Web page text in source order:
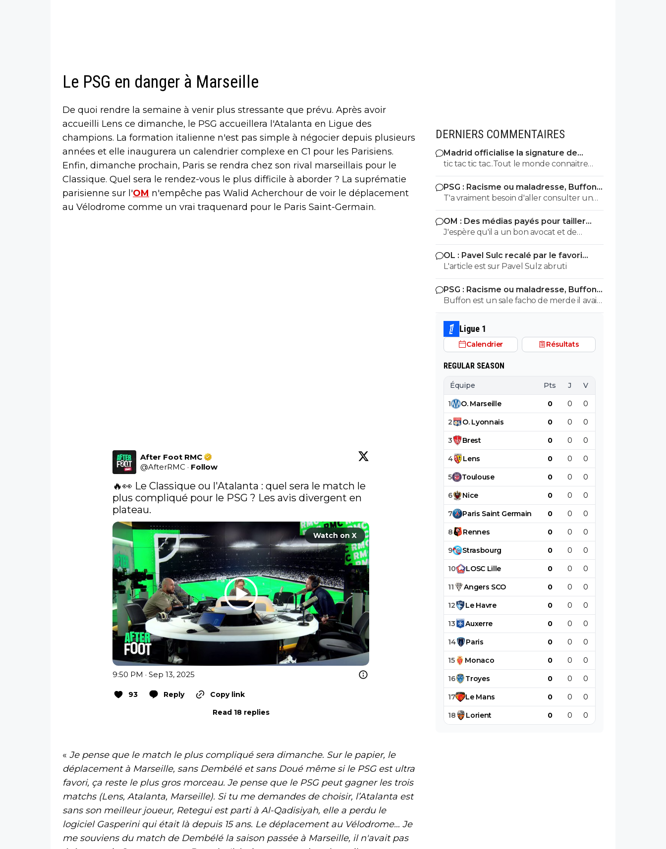
Le PSG en danger à Marseille
De quoi rendre la semaine à venir plus stressante que prévu. Après avoir
accueilli Lens ce dimanche, le PSG accueillera l'Atalanta en Ligue des
champions. La formation italienne n'est pas simple à négocier depuis plusieurs
années et elle inaugurera un calendrier complexe en C1 pour les Parisiens.
Enfin, dimanche prochain, Paris se rendra chez son rival marseillais pour le
Classique. Quel sera le rendez-vous le plus difficile à aborder ? La suprématie
parisienne sur l'OM n'empêche pas Walid Acherchour de voir le déplacement
au Vélodrome comme un vrai traquenard pour le Paris Saint-Germain.
After Foot RMC
@AfterRMC · Follow
🔥👀 Le Classique ou l'Atalanta : quel sera le match le
plus compliqué pour le PSG ? Les avis divergent en
plateau.
Watch on X
9:50 PM · Sep 13, 2025
93 Reply
Copy link
Read 18 replies
« Je pense que le match le plus compliqué sera dimanche. Sur le papier, le
déplacement à Marseille, sans Dembélé et sans Doué même si le PSG est ultra
favori, ça reste le plus gros morceau. Je pense que le PSG peut gagner les trois
matchs (Lens, Atalanta, Marseille). Si tu me demandes de choisir, l’Atalanta est
sans son meilleur joueur, Retegui est parti à Al-Qadisiyah, elle a perdu le
logiciel Gasperini qui était là depuis 15 ans. Le déplacement au Vélodrome… Je
me souviens du match de Dembélé la saison passée à Marseille, il n'avait pas
DERNIERS COMMENTAIRES
Madrid officialise la signature de
Diomande, le plus gros transfert de
tic tac tic tac..Tout le monde connaitre
bientot ton nom prénom et adresse !! tu
avais été prévenu... tu continue à faire ton
mariolle ! faudra pas que tu viennes
chialer comme la dernière fois gros
bouffon et assumer pour une fois dans ta
vie petit provocateur
PSG : Racisme ou maladresse, Buffon
écarte Suzuki
T'a vraiment besoin d'aller consulter un
professionnel de santé...tu vois des fachos
partout toi gros malade mdr
OM : Des médias payés pour tailler
l’OL, McCourt accusé
J'espère qu'il a un bon avocat et de
bonnes preuves parce qu'il va vite
exploser en vol avec ses différentes
révélations
OL : Pavel Sulc recalé par le favori
numéro 1 du mercato
L'article est sur Pavel Sulz abruti
PSG : Racisme ou maladresse, Buffon
écarte Suzuki
Buffon est un sale facho de merde il avait
le numéro 88 cetait pas un hasard...
Ligue 1
Calendrier Résultats
REGULAR SEASON
Équipe Pts J V
1 O. Marseille 0 0 0
2 O. Lyonnais 0 0 0
3 Brest 0 0 0
4 Lens 0 0 0
5 Toulouse 0 0 0
6 Nice 0 0 0
7 Paris Saint Germain 0 0 0
8 Rennes 0 0 0
9 Strasbourg 0 0 0
10 LOSC Lille 0 0 0
11 Angers SCO 0 0 0
12 Le Havre 0 0 0
13 Auxerre 0 0 0
14 Paris 0 0 0
15 Monaco 0 0 0
16 Troyes 0 0 0
17 Le Mans 0 0 0
18 Lorient 0 0 0